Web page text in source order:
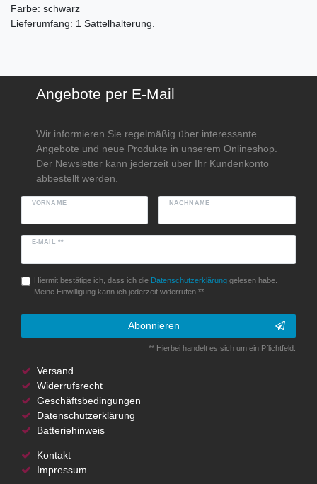
Farbe: schwarz
Lieferumfang: 1 Sattelhalterung.
Angebote per E-Mail
Wir informieren Sie regelmäßig über interessante
Angebote und neue Produkte in unserem Onlineshop.
Der Newsletter kann jederzeit über Ihr Kundenkonto
abbestellt werden.
VORNAME NACHNAME
E-MAIL **
Hiermit bestätige ich, dass ich die Daten­schutz­erklärunggelesen habe.
Meine Einwilligung kann ich jederzeit widerrufen.**
Abonnieren
** Hierbei handelt es sich um ein Pflichtfeld.
Versand
Widerrufsrecht
Geschäftsbedingungen
Datenschutzerklärung
Batteriehinweis
Kontakt
Impressum